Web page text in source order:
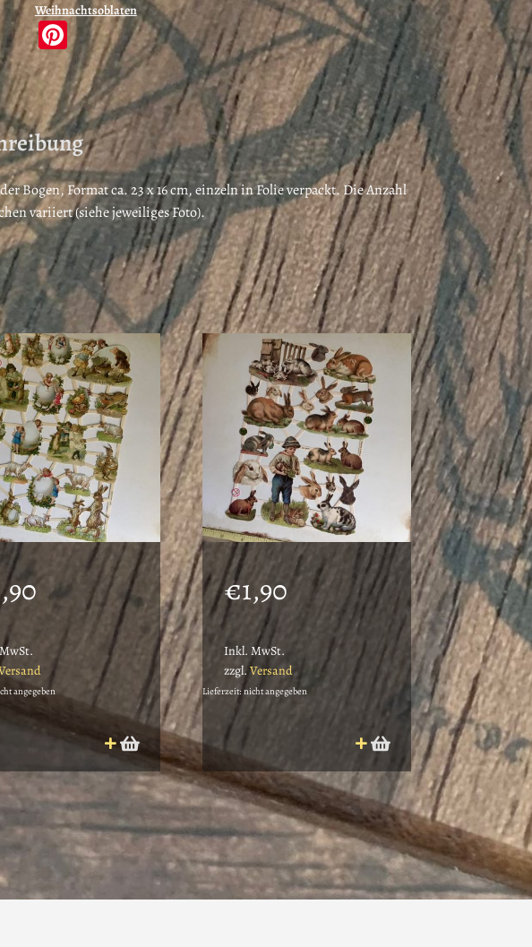
Weihnachtsoblaten
Pi
nt
er
es
t
Bogen, Format ca. 23 x 16 cm, einzeln in Folie verpackt. Die Anzahl
variiert (siehe jeweiliges Foto).
angegeben
€1,90
Inkl. MwSt.
zzgl.Versand
Lieferzeit: nicht angegeben